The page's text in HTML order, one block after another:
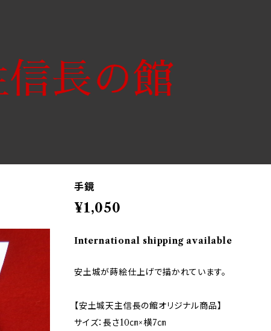
手鏡
¥1,050
International shipping available
安土城が蒔絵仕上げで描かれています。
【安土城天主信長の館オリジナル商品】
サイズ：長さ10㎝×横7㎝